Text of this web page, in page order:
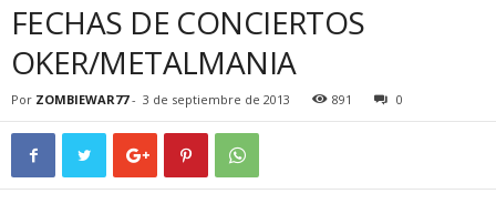
FECHAS DE CONCIERTOS
OKER/METALMANIA
Por ZOMBIEWAR77- 3 de septiembre de 2013 891 0